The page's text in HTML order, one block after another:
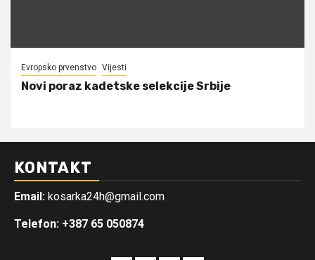
Evropsko prvenstvo Vijesti
Novi poraz kadetske selekcije Srbije
KONTAKT
Email: kosarka24h@gmail.com
Telefon: +387 65 050874